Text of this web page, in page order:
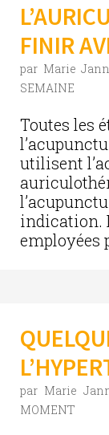
FINIR
par Marie
SEMAINE
Toutes les
utilisent
indication.
employées
par Marie
MOMENT